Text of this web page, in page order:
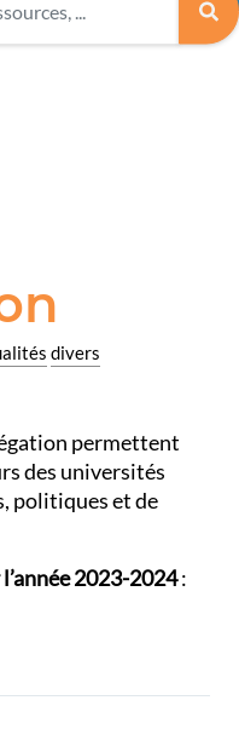
divers
permettent
des universités
politiques et de
2023-2024: